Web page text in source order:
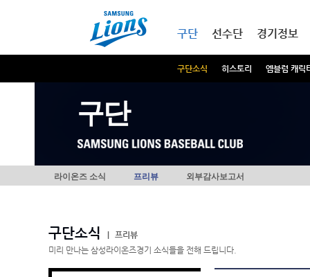
구단
구단소식 히스토리 엠블럼 캐릭
선수단 경기정보
구단
라이온즈 소식 프리뷰 외부감사보고서
구단소식
프리뷰
미리 만나는 삼성라이온즈경기 소식들을 전해 드립니다.